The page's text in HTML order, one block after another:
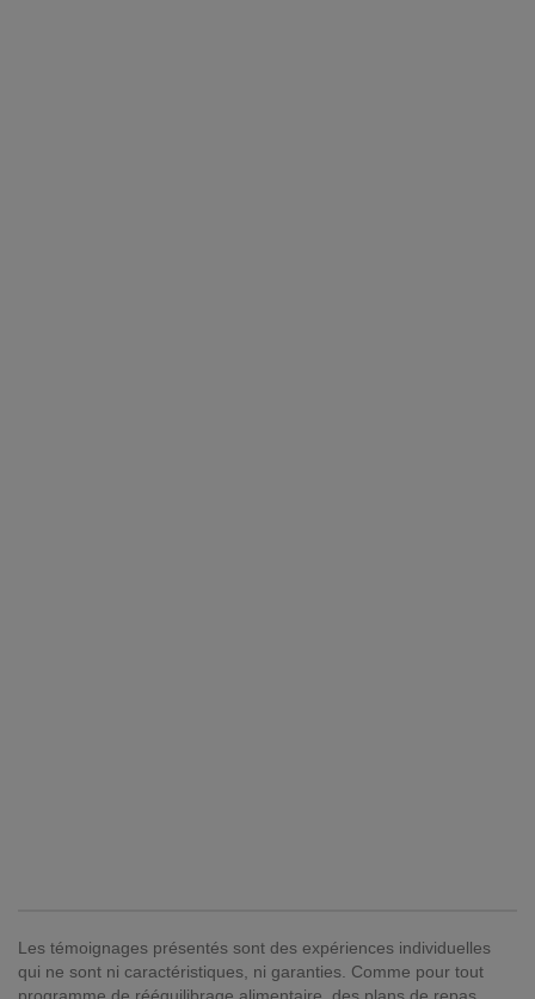
Les témoignages présentés sont des expériences individuelles
qui ne sont ni caractéristiques, ni garanties. Comme pour tout